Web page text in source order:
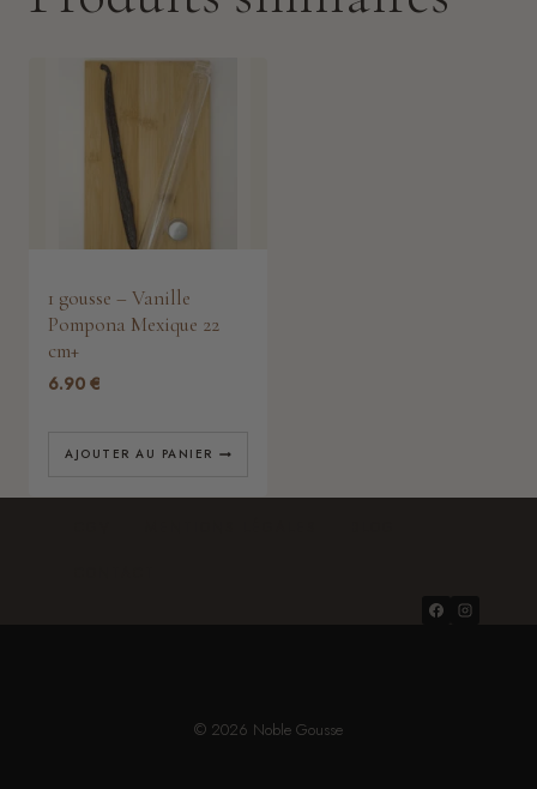
1 gousse – Vanille
Pompona Mexique 22
cm+
6.90 €
AJOUTER AU PANIER
© 2026 Noble Gousse